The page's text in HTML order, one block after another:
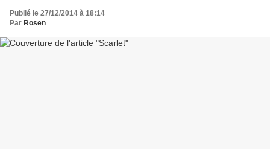
Publié le 27/12/2014 à 18:14
Par Rosen